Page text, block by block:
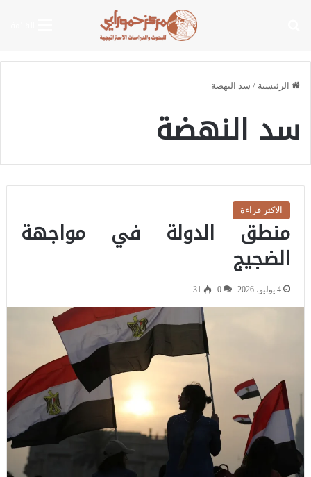
الرئيسية / سد النهضة
سد النهضة
الاكثر قراءة
منطق الدولة في مواجهة
الضجيج
4 يوليو، 2026 0
31